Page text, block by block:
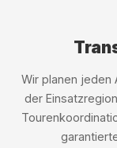
Wir planen jeden
der